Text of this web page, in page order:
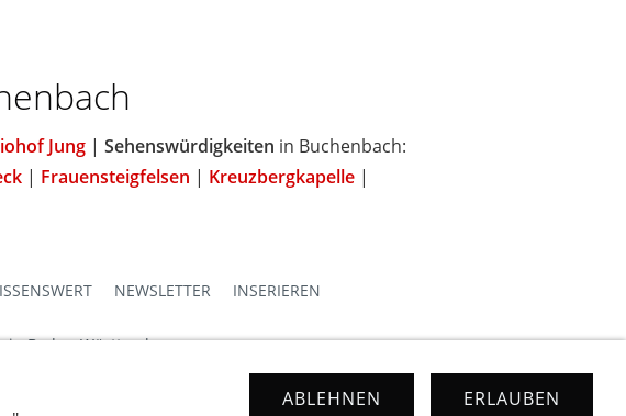
Jung| Sehenswürdigkeiten in Buchenbach:
| Frauensteigfelsen | Kreuzbergkapelle |
NEWSLETTER INSERIEREN
in Baden-Württemberg
ERLAUBEN
ABLEHNEN